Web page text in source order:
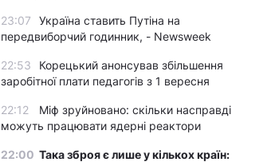
23:07
Україна ставить Путіна на
передвиборчий годинник, - Newsweek
22:53
Корецький анонсував збільшення
заробітної плати педагогів з 1 вересня
22:12
Міф зруйновано: скільки насправді
можуть працювати ядерні реактори
22:00 Така зброя є лише у кількох країн: